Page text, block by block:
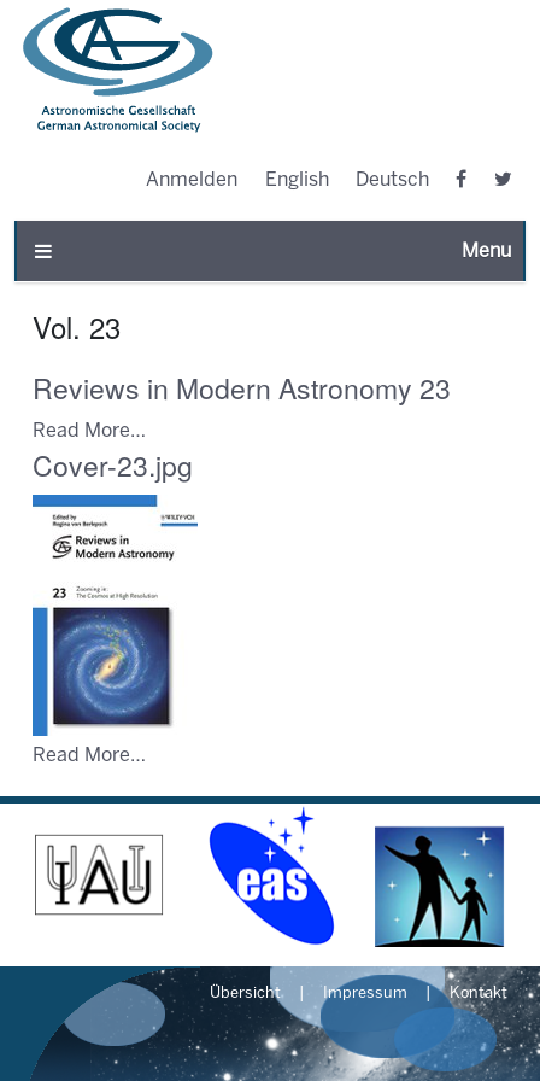
Anmelden English Deutsch
Toggle
Vol. 23
Reviews in Modern Astronomy 23
Read More…
Cover-23.jpg
Read More…
Übersicht Impressum Kontakt